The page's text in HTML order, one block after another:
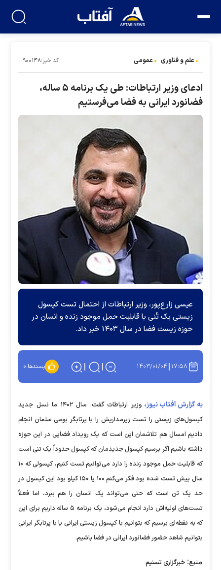
علم و فناوری عمومی کد خبر:۹۰۰۱۴۸
ادعای وزیر ارتباطات: طی یک برنامه ۵ ساله،
فضانورد ایرانی به فضا می‌فرستیم
عیسی زارع‌پور، وزیر ارتباطات از احتمال تست کپسول
زیستی یک تُنی با قابلیت حمل موجود زنده و انسان در
حوزه زیست فضا در سال ۱۴۰۳ خبر داد.
۱۷:۵۸ ۱۴۰۳/۰۱/۰۴ پسندها:۰
به گزارش آفتاب نیوز،
وزیر ارتباطات گفت: سال ۱۴۰۲ ما نسل جدید
کپسول‌های زیستی را تست زیرمداریش را با پرتابگر بومی سلمان انجام
دادیم امسال هم تلاشمان این است که یک رویداد فضایی در این حوزه
داشته باشیم اگر برسیم کپسول جدیدمان که کپسول حدوداً یک تنی است
که قابلیت حمل موجود زنده را دارد می‌توانیم تست کنیم، کپسولی که ۱۰
سال پیش تست شده بود فکر می‌کنم ۱۰۰ یا ۱۵۰ کیلو بود این کپسول در
حد یک تن است که حتی می‌تواند یک انسان را هم ببرد، اما فعلاً
تست‌های اولیه‌اش دارد انجام می‌شود، یک برنامه ۵ ساله داریم برای این
که به نقطه‌ای برسیم که بتوانیم با کپسول زیستی ایرانی یا با پرتابگر ایرانی
بتوانیم شاهد حضور فضانورد ایرانی در فضا باشیم.
منبع: خبرگزاری تسنیم